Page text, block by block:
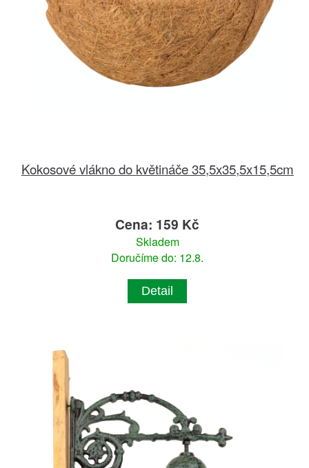
Kokosové vlákno do květináče 35,5x35,5x15,5cm
Cena: 159 Kč
Skladem
Doručíme do: 12.8.
Detail